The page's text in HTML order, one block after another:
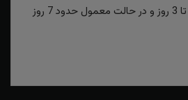
روش‌های سریع بین 2 تا 3 روز و در حالت معمول حدود 7 روز